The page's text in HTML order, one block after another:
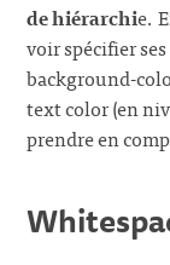
de hiérarchie.
voir spécifier
background-
text color (en
prendre en